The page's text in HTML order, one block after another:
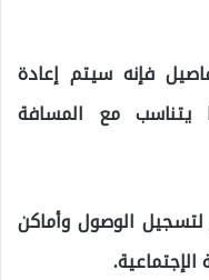
فإنه سيتم إعادة
يتناسب مع المسافة
لتسجيل الوصول وأماكن